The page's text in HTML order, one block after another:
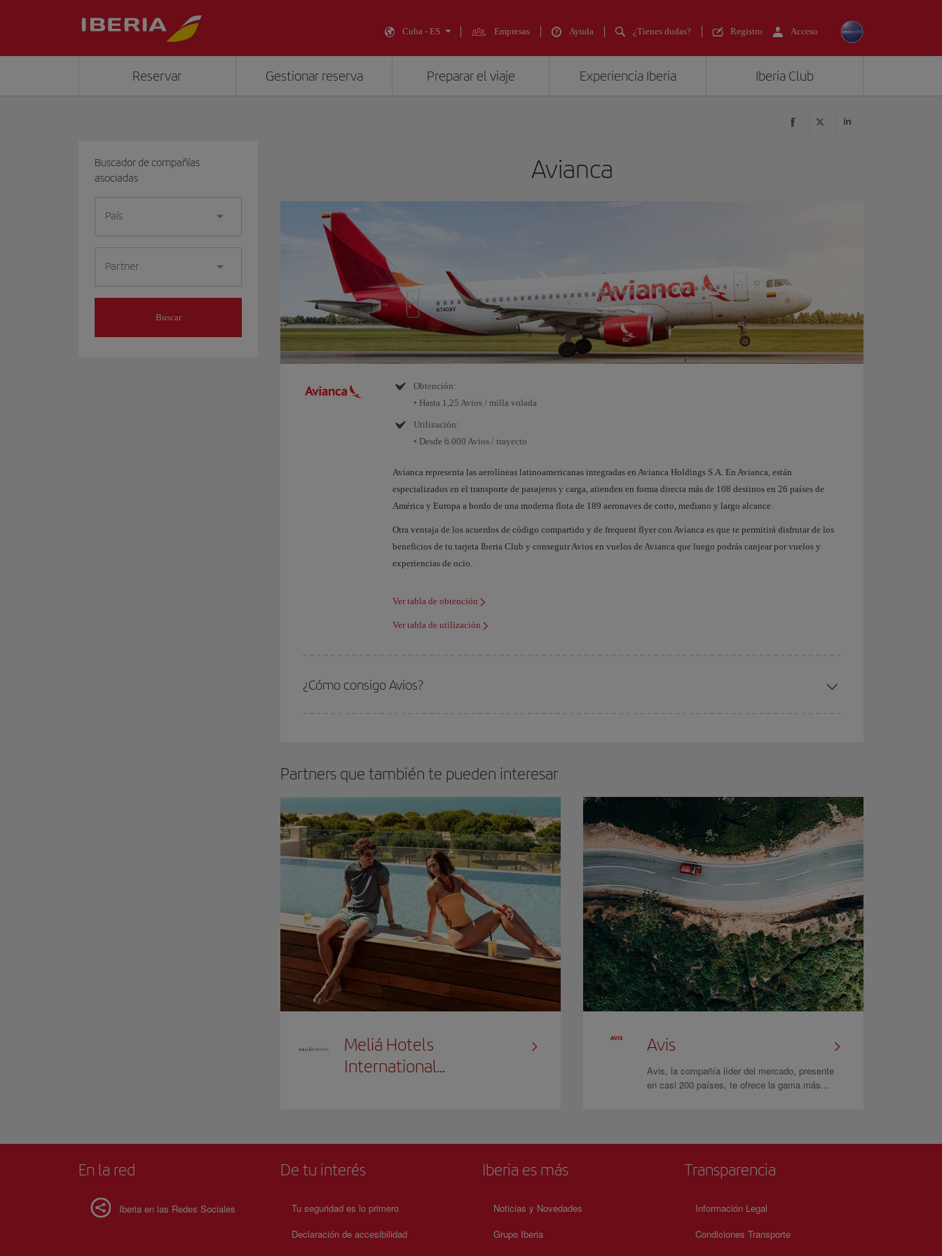
Cuba - ES Empresas Ayuda ¿Tienes dudas? Registro Acceso
Reservar Gestionar reserva Preparar el viaje Experiencia Iberia Iberia Club
Avianca
Obtención:
• Hasta 1,25 Avios / milla volada
Utilización:
• Desde 6.000 Avios / trayecto
Avianca representa las aerolíneas latinoamericanas integradas en Avianca Holdings S.A. En Avianca, están
especializados en el transporte de pasajeros y carga, atienden en forma directa más de 108 destinos en 26 países de
América y Europa a bordo de una moderna flota de 189 aeronaves de corto, mediano y largo alcance.
Otra ventaja de los acuerdos de código compartido y de frequent flyer con Avianca es que te permitirá disfrutar de los
beneficios de tu tarjeta Iberia Club y conseguir Avios en vuelos de Avianca que luego podrás canjear por vuelos y
experiencias de ocio.
Ver tabla de obtención
Ver tabla de utilización
¿Cómo consigo Avios?
Partners que también te pueden interesar
Meliá Hotels
International...
Avis
Avis, la compañía líder del mercado, presente
en casi 200 países, te ofrece la gama más...
Buscador de compañías
asociadas
País
Partner
Buscar
En la red
Iberia en las Redes Sociales
De tu interés
Tu seguridad es lo primero
Declaración de accesibilidad
Iberia es más
Noticias y Novedades
Grupo Iberia
Transparencia
Información Legal
Condiciones Transporte